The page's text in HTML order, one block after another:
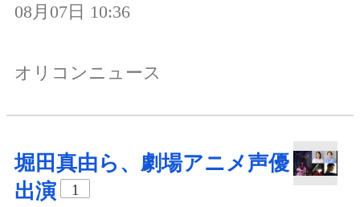
08月07日 10:36
オリコンニュース
堀田真由ら、劇場アニメ声優
出演
1